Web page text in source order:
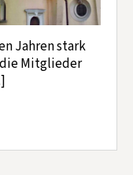
Jahren stark
Mitglieder